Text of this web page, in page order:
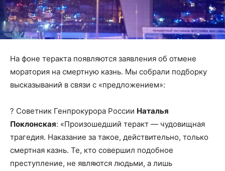
На фоне теракта появляются заявления об отмене
моратория на смертную казнь. Мы собрали подборку
высказываний в связи с «предложением»:
? Советник Генпрокурора России Наталья
Поклонская: «Произошедший теракт — чудовищная
трагедия. Наказание за такое, действительно, только
смертная казнь. Те, кто совершил подобное
преступление, не являются людьми, а лишь